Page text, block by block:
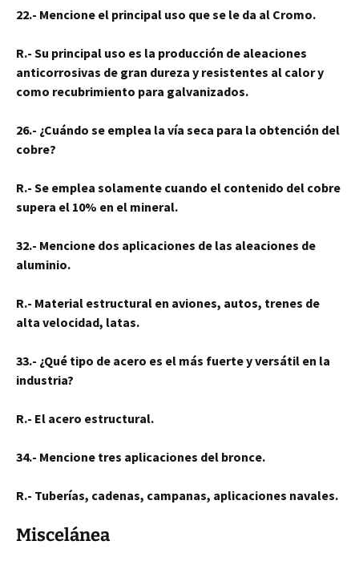
22.- Mencione el principal uso que se le da al Cromo.
R.- Su principal uso es la producción de aleaciones
anticorrosivas de gran dureza y resistentes al calor y
como recubrimiento para galvanizados.
26.- ¿Cuándo se emplea la vía seca para la obtención del
cobre?
R.- Se emplea solamente cuando el contenido del cobre
supera el 10% en el mineral.
32.- Mencione dos aplicaciones de las aleaciones de
aluminio.
R.- Material estructural en aviones, autos, trenes de
alta velocidad, latas.
33.- ¿Qué tipo de acero es el más fuerte y versátil en la
industria?
R.- El acero estructural.
34.- Mencione tres aplicaciones del bronce.
R.- Tuberías, cadenas, campanas, aplicaciones navales.
Miscelánea